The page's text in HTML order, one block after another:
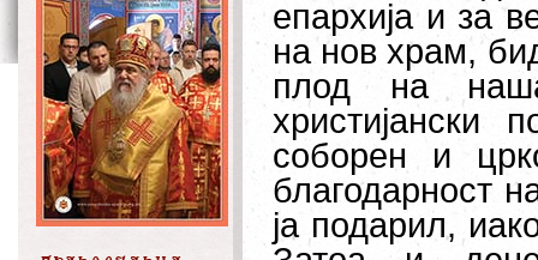
епархија и за
на нов храм,
плод на
христијански
соборен и
благодарност
ја подарил,